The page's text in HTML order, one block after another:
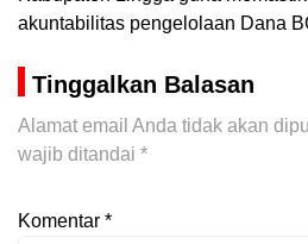
akuntabilitas pengelolaan Dana
Tinggalkan Balasan
Alamat email Anda tidak akan
wajib ditandai *
Komentar *